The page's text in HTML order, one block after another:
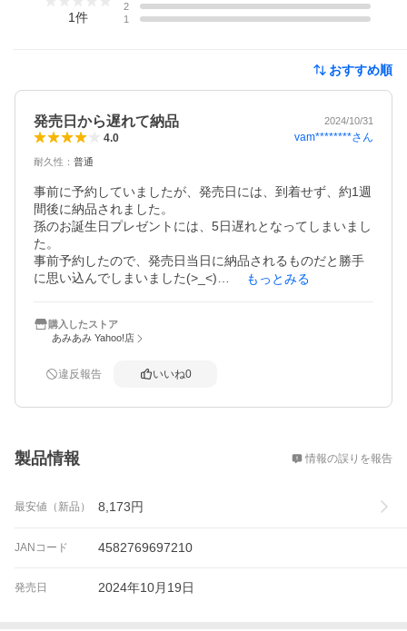
1件
2
1
おすすめ順
発売日から遅れて納品 2024/10/31
4.0 vam********さん
耐久性 ： 普通
事前に予約していましたが、発売日には、到着せず、約1週
間後に納品されました。
孫のお誕生日プレゼントには、5日遅れとなってしまいまし
た。
事前予約したので、発売日当日に納品されるものだと勝手
に思い込んでしまいました(>_<)
5日遅れでは、ありましたが、孫のユニトロボーンコレクシ
ョンが増えた事で、孫は、大喜びでした(*^^*)！
もっとみる
購入したストア
あみあみ Yahoo!店
違反報告 いいね0
製品情報 情報の誤りを報告
最安値（新品） 8,173円
JANコード 4582769697210
発売日 2024年10月19日